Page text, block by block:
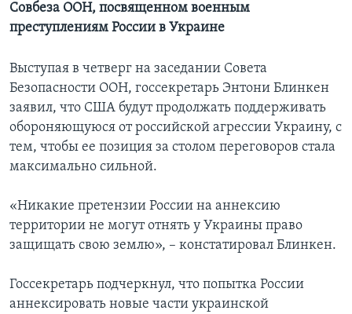
Совбеза ООН, посвященном военным
преступлениям России в Украине
Выступая в четверг на заседании Совета
Безопасности ООН, госсекретарь Энтони Блинкен
заявил, что США будут продолжать поддерживать
обороняющуюся от российской агрессии Украину, с
тем, чтобы ее позиция за столом переговоров стала
максимально сильной.
«Никакие претензии России на аннексию
территории не могут отнять у Украины право
защищать свою землю», – констатировал Блинкен.
Госсекретарь подчеркнул, что попытка России
аннексировать новые части украинской